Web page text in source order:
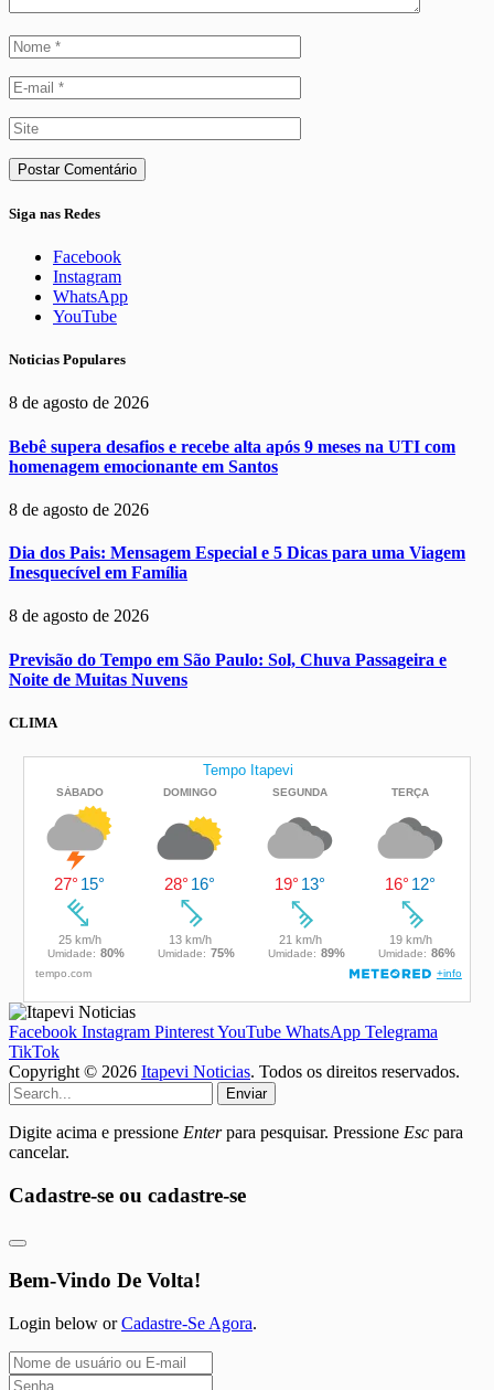
Siga nas Redes
Facebook
Instagram
WhatsApp
YouTube
Noticias Populares
8 de agosto de 2026
Bebê supera desafios e recebe alta após 9 meses na UTI com
homenagem emocionante em Santos
8 de agosto de 2026
Dia dos Pais: Mensagem Especial e 5 Dicas para uma Viagem
Inesquecível em Família
8 de agosto de 2026
Previsão do Tempo em São Paulo: Sol, Chuva Passageira e
Noite de Muitas Nuvens
CLIMA
Facebook Instagram PinterestYouTube WhatsApp Telegrama
TikTok
Copyright © 2026 Itapevi Noticias. Todos os direitos reservados.
Enviar
Digite acima e pressione Enterpara pesquisar. Pressione Esc para
cancelar.
Cadastre-se ou cadastre-se
Bem-Vindo De Volta!
Login below orCadastre-Se Agora.